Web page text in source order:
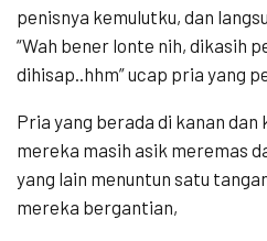
penisnya kemulutku, dan
“Wah bener lonte nih, dikasih
dihisap..hhm” ucap pria yang
Pria yang berada di kanan
mereka masih asik meremas
yang lain menuntun satu
mereka bergantian,